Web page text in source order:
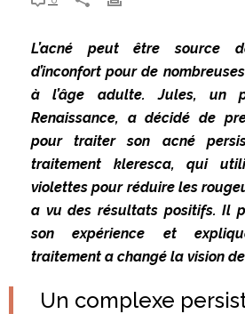
L’acné peut être source
d’inconfort pour de
à l’âge adulte. Jules, un
Renaissance, a décidé de
pour traiter son acné
traitement kleresca, qui
violettes pour réduire les
a vu des résultats positifs. Il
son expérience et
traitement a changé la vision
Un complexe